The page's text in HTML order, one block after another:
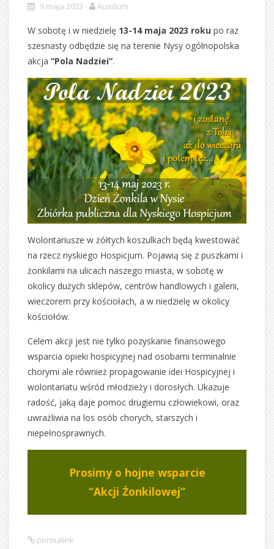
9 maja 2023 Auxilium
W sobotę i w niedzielę 13-14 maja 2023 roku po raz
szesnasty odbędzie się na terenie Nysy ogólnopolska
akcja “Pola Nadziei”.
Wolontariusze w żółtych koszulkach będą kwestować
na rzecz nyskiego Hospicjum. Pojawią się z puszkami i
żonkilami na ulicach naszego miasta, w sobotę w
okolicy dużych sklepów, centrów handlowych i galerii,
wieczorem przy kościołach, a w niedzielę w okolicy
kościołów.
Celem akcji jest nie tylko pozyskanie finansowego
wsparcia opieki hospicyjnej nad osobami terminalnie
chorymi ale również propagowanie idei Hospicyjnej i
wolontariatu wśród młodzieży i dorosłych. Ukazuje
radość, jaką daje pomoc drugiemu człowiekowi, oraz
uwrażliwia na los osób chorych, starszych i
niepełnosprawnych.
Prosimy o hojne wsparcie
“Akcji Żonkilowej”
permalink